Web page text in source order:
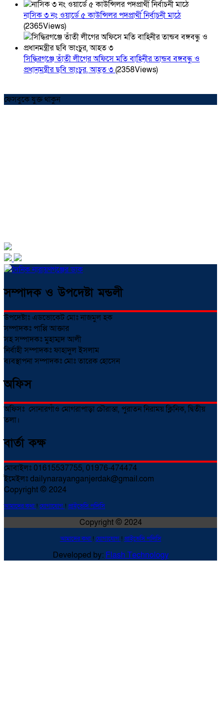
নাসিক ৩ নং ওয়ার্ডে ৫ কাউন্সিলর পদপ্রার্থী নির্বাচনী মাঠে
(2365Views)
সিদ্ধিরগঞ্জে তাঁতী লীগের অফিসে মতি বাহিনীর তান্ডব বঙ্গবন্ধু ও
প্রধানমন্ত্রীর ছবি ভাংচুর, আহত ৩(2358Views)
ফেসবুকে যুক্ত থাকুন
সম্পাদক ও উপদেষ্টা মন্ডলী
উপদেষ্টাঃ এডভোকেট মোঃ নাজমুল হক
সম্পাদকঃ পাপ্পি আক্তার
সহ সম্পাদকঃ মুহাম্মদ আলী
নির্বাহী সম্পাদকঃ ফাহাদুল ইসলাম
ব্যবস্থাপনা সম্পাদকঃ মোঃ তারেক হোসেন
অফিস
অফিসঃ সোনারগাঁও মোগরাপাড়া চৌরাস্তা, পুরাতন নিরাময় ক্লিনিক, দ্বিতীয়
তলা।
বার্তা কক্ষ
মোবাইলঃ 01615537755, 01976-474474
ইমেইলঃ dailynarayanganjerdak@gmail.com
Copyright © 2024
আমাদের কথা! যোগাযোগ ! প্রাইভেসি পলিসি
Copyright © 2024
আমাদের কথা! যোগাযোগ ! প্রাইভেসি পলিসি
Developed by: Flash Technology